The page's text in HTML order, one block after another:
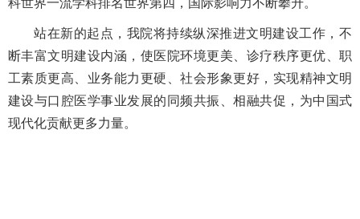
科世界一流学科排名世界第四，国际影响力不断攀升。
站在新的起点，我院将持续纵深推进文明建设工作，不
断丰富文明建设内涵，使医院环境更美、诊疗秩序更优、职
工素质更高、业务能力更硬、社会形象更好，实现精神文明
建设与口腔医学事业发展的同频共振、相融共促，为中国式
现代化贡献更多力量。